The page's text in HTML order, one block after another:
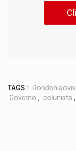
TAGS :
Governo , colunista ,